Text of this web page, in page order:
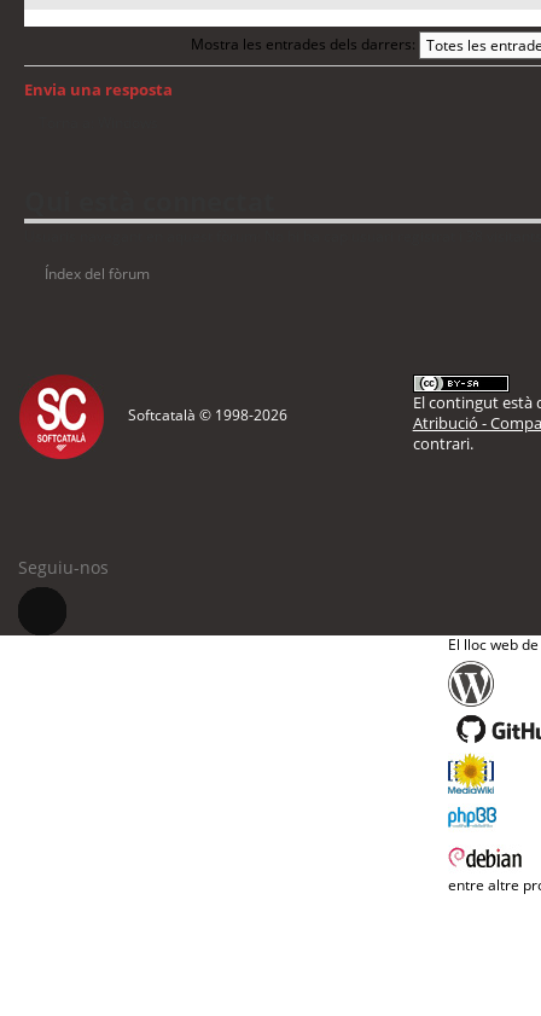
Mostra les entrades dels darrers:
Envia una resposta
Índex del fòrum
Softcatalà © 1998-2026
El contingut està
Atribució -
contrari.
Seguiu-nos
El lloc web
entre altre